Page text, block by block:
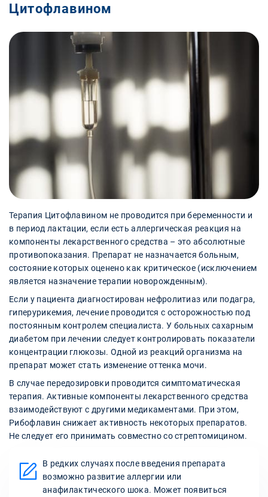
Цитофлавином
Терапия Цитофлавином не проводится при беременности и
в период лактации, если есть аллергическая реакция на
компоненты лекарственного средства – это абсолютные
противопоказания. Препарат не назначается больным,
состояние которых оценено как критическое (исключением
является назначение терапии новорожденным).
Если у пациента диагностирован нефролитиаз или подагра,
гиперурикемия, лечение проводится с осторожностью под
постоянным контролем специалиста. У больных сахарным
диабетом при лечении следует контролировать показатели
концентрации глюкозы. Одной из реакций организма на
препарат может стать изменение оттенка мочи.
В случае передозировки проводится симптоматическая
терапия. Активные компоненты лекарственного средства
взаимодействуют с другими медикаментами. При этом,
Рибофлавин снижает активность некоторых препаратов.
Не следует его принимать совместно со стрептомицином.
В редких случаях после введения препарата
возможно развитие аллергии или
анафилактического шока. Может появиться